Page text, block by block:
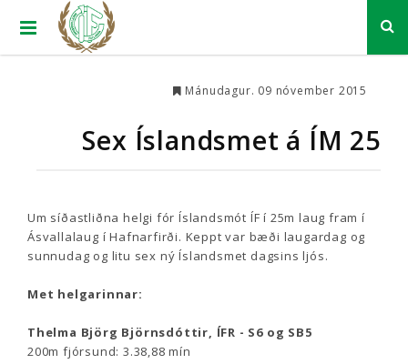
Mánudagur. 09 nóvember 2015
Sex Íslandsmet á ÍM 25
Um síðastliðna helgi fór Íslandsmót ÍF í 25m laug fram í
Ásvallalaug í Hafnarfirði. Keppt var bæði laugardag og
sunnudag og litu sex ný Íslandsmet dagsins ljós.
Met helgarinnar:
Thelma Björg Björnsdóttir, ÍFR - S6 og SB5
200m fjórsund: 3.38,88 mín